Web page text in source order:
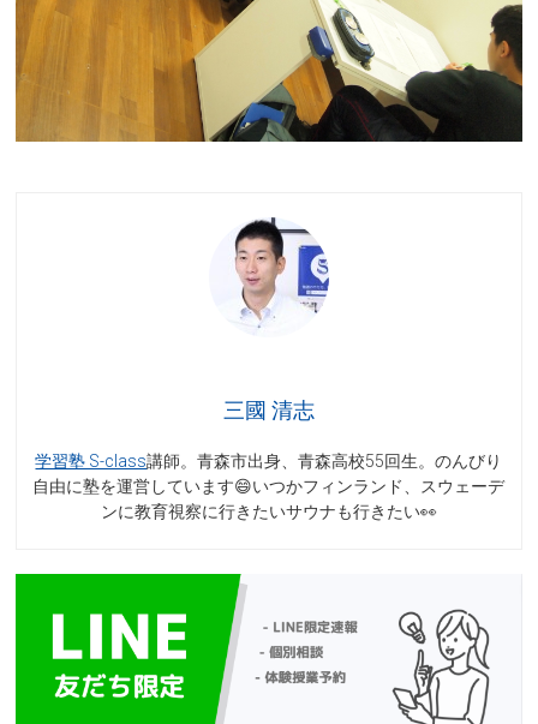
三國 清志
学習塾 S-class講師。青森市出身、青森高校55回生。のんびり
自由に塾を運営しています😄いつかフィンランド、スウェーデ
ンに教育視察に行きたいサウナも行きたい👀